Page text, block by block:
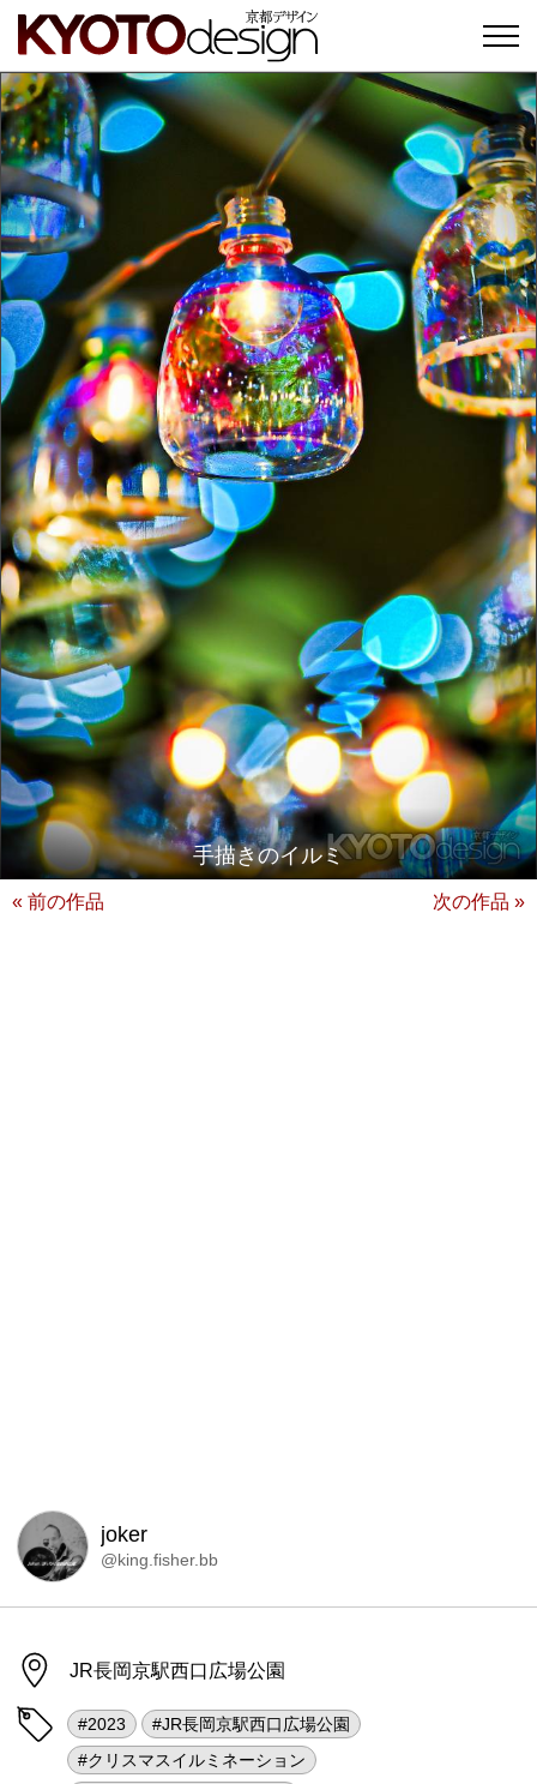
手描きのイルミ
« 前の作品 次の作品 »
joker
@king.fisher.bb
JR長岡京駅西口広場公園
#2023
#JR長岡京駅西口広場公園
#クリスマスイルミネーション